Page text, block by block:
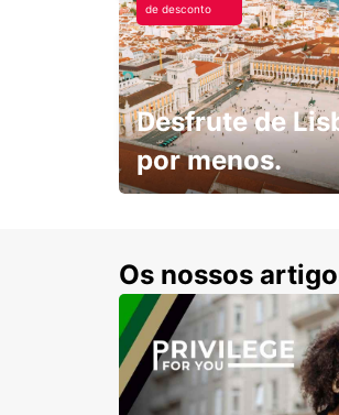
NUREMBERGA
NUERNBERG - GERMANY
de desconto
Desfrute de
por menos.
Os nossos